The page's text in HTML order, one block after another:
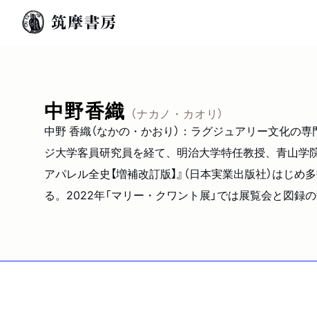
中野香織 （ナカノ・カオリ）
中野 香織（なかの・かおり）：ラグジュアリー文化
ジ大学客員研究員を経て、明治大学特任教授、青山学
アパレル全史【増補改訂版】』（日本実業出版社）は
る。2022年「マリー・クワント展」では展覧会と図録